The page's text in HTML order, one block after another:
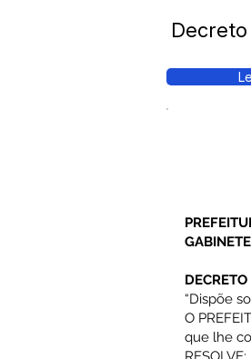
Decreto
“Dispõe
O
que lhe